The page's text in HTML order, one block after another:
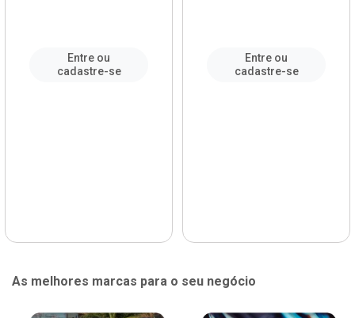
Entre ou
cadastre-se
Entre ou
cadastre-se
As melhores marcas para o seu negócio